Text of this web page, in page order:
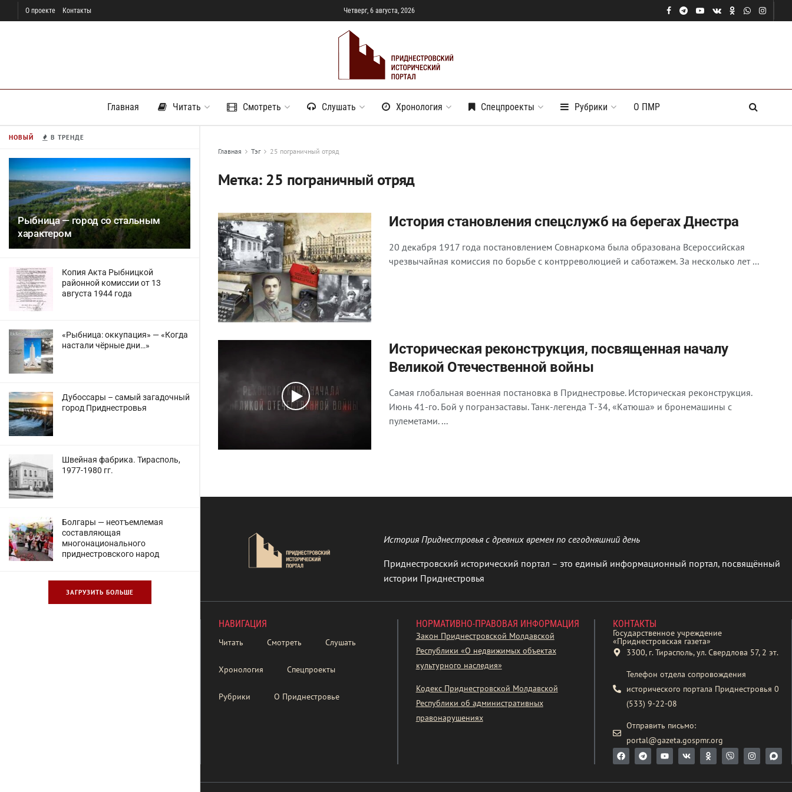
НОВЫЙ В ТРЕНДЕ
Рыбница — город со стальным
характером
Копия Акта Рыбницкой
районной комиссии от 13
августа 1944 года
«Рыбница: оккупация» — «Когда
настали чёрные дни…»
Дубоссары – самый загадочный
город Приднестровья
Швейная фабрика. Тирасполь,
1977-1980 гг.
Болгары — неотъемлемая
составляющая
многонационального
приднестровского народ
ЗАГРУЗИТЬ БОЛЬШЕ
О проекте Контакты Четверг, 6 августа, 2026
Главная Читать Смотреть Слушать Хронология Спецпроекты Рубрики О ПМР
Главная Тэг 25 пограничный отряд
Метка: 25 пограничный отряд
История становления спецслужб на берегах Днестра
20 декабря 1917 года постановлением Совнаркома была образована Всероссийская
чрезвычайная комиссия по борьбе с контрреволюцией и саботажем. За несколько лет ...
Историческая реконструкция, посвященная началу
Великой Отечественной войны
Самая глобальная военная постановка в Приднестровье. Историческая реконструкция.
Июнь 41-го. Бой у погранзаставы. Танк-легенда Т-34, «Катюша» и бронемашины с
пулеметами. ...
История Приднестровья с древних времен по сегодняшний день
Приднестровский исторический портал – это единый информационный портал, посвящённый
истории Приднестровья
НАВИГАЦИЯ
Читать Смотреть Слушать
Хронология Спецпроекты
Рубрики О Приднестровье
НОРМАТИВНО-ПРАВОВАЯ ИНФОРМАЦИЯ
Закон Приднестровской Молдавской
Республики «О недвижимых объектах
культурного наследия»
Кодекс Приднестровской Молдавской
Республики об административных
правонарушениях
КОНТАКТЫ
Государственное учреждение
«Приднестровская газета»
3300, г. Тирасполь, ул. Свердлова 57, 2 эт.
Телефон отдела сопровождения
исторического портала Приднестровья 0
(533) 9-22-08
Отправить письмо:
portal@gazeta.gospmr.org